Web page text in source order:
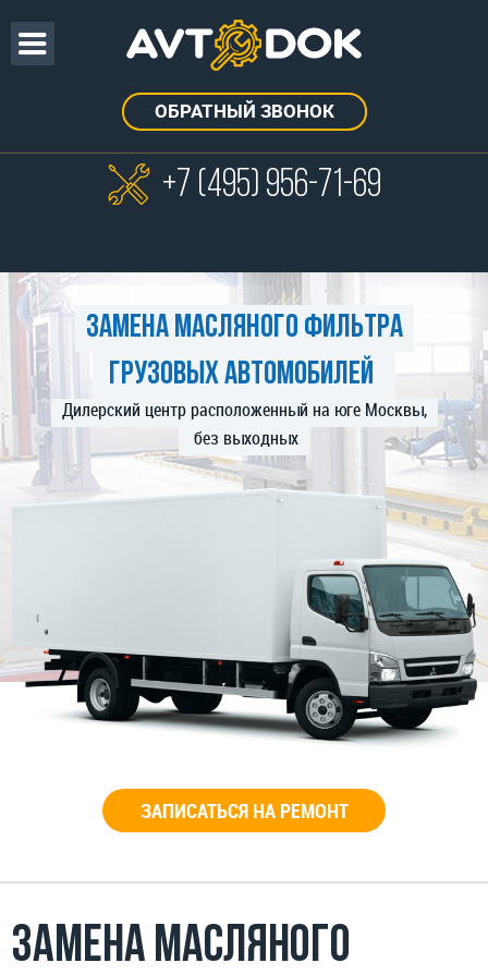
+7 (495) 956-71-69
ОБРАТНЫЙ ЗВОНОК
Замена масляного фильтра
грузовых автомобилей
Дилерский центр расположенный на юге Москвы,
без выходных
ЗАПИСАТЬСЯ НА РЕМОНТ
Замена масляного